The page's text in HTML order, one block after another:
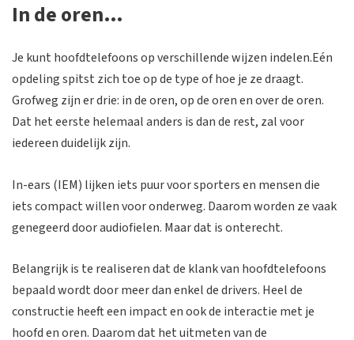
In de oren…
Je kunt hoofdtelefoons op verschillende wijzen indelen.Eén
opdeling spitst zich toe op de type of hoe je ze draagt.
Grofweg zijn er drie: in de oren, op de oren en over de oren.
Dat het eerste helemaal anders is dan de rest, zal voor
iedereen duidelijk zijn.
In-ears (IEM) lijken iets puur voor sporters en mensen die
iets compact willen voor onderweg. Daarom worden ze vaak
genegeerd door audiofielen. Maar dat is onterecht.
Belangrijk is te realiseren dat de klank van hoofdtelefoons
bepaald wordt door meer dan enkel de drivers. Heel de
constructie heeft een impact en ook de interactie met je
hoofd en oren. Daarom dat het uitmeten van de